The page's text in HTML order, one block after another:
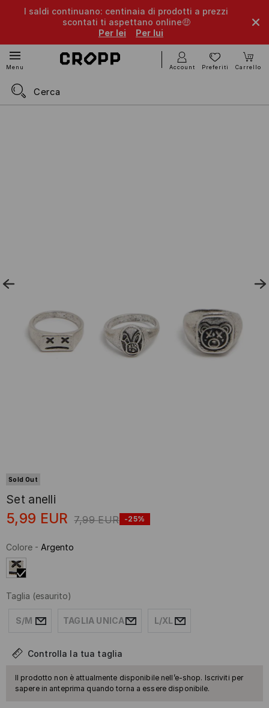
I saldi continuano: centinaia di prodotti a prezzi
scontati ti aspettano online🤑
Per lei
Per lui
Menu Account Preferiti Carrello
Sold Out
Set anelli
5,99 EUR 7,99 EUR -25%
Colore - Argento
Taglia (esaurito)
S/M TAGLIA UNICA L/XL
Controlla la tua taglia
Il prodotto non è attualmente disponibile nell’e-shop. Iscriviti per
sapere in anteprima quando torna a essere disponibile.